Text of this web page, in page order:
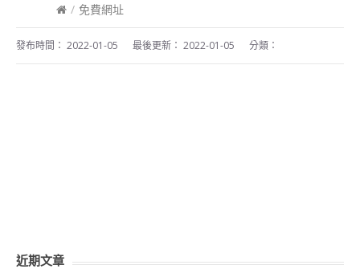
/ 免費網址
發布時間： 2022-01-05 最後更新： 2022-01-05 分類：
近期文章